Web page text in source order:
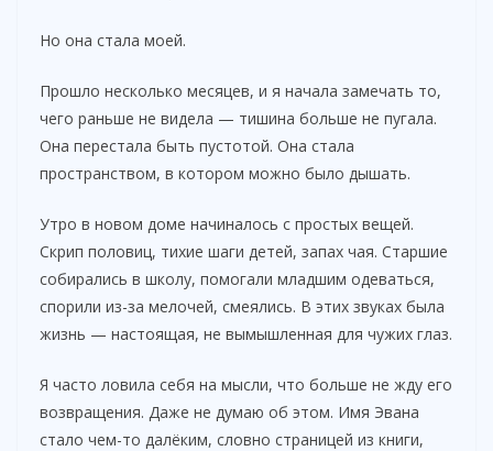
Но она стала моей.
Прошло несколько месяцев, и я начала замечать то,
чего раньше не видела — тишина больше не пугала.
Она перестала быть пустотой. Она стала
пространством, в котором можно было дышать.
Утро в новом доме начиналось с простых вещей.
Скрип половиц, тихие шаги детей, запах чая. Старшие
собирались в школу, помогали младшим одеваться,
спорили из-за мелочей, смеялись. В этих звуках была
жизнь — настоящая, не вымышленная для чужих глаз.
Я часто ловила себя на мысли, что больше не жду его
возвращения. Даже не думаю об этом. Имя Эвана
стало чем-то далёким, словно страницей из книги,